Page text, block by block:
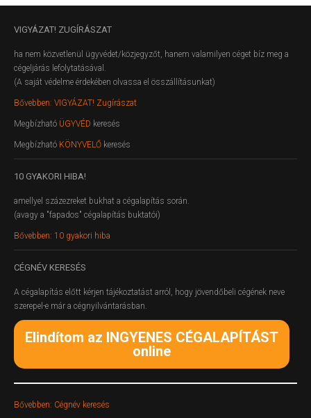
VIGYÁZAT! ZUGÍRÁSZAT
ha nem közvetlenül ügyvédet/közjegyzőt, hanem valamilyen céget bíz meg a
cégeljárás lefolytatásával.
(A saját védelme érdekében olvassa el összállításunkat)
Bővebben: VIGYÁZAT! Zugírászat
Megbízható ÜGYVÉD keresés
Megbízható KÖNYVELŐ keresés
10 GYAKORI HIBA!
amellyel százezreket bukhat a cégalapítás során.
(avagy a "fapados" cégalapítás buktatói)
Bővebben: 10 gyakori hiba
CÉGNÉV KERESÉS
A cégalapítás előtt kérjen tájékoztatást arról, hogy jövendőbeli cégének neve
szerepel-e már a cégnyilvántarásban.
Elindítom az INGYENES CÉGALAPÍTÁST
online
Bővebben: Cégnév keresés